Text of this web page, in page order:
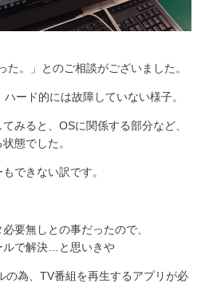
た。」とのご相談がございました。
ード的には故障していない様子。
みると、OSに関係する部分など、
態でした。
できない訳です。
要無しとの事だったので、
ルで解決…と思いきや
の為、TV番組を再生するアプリが必